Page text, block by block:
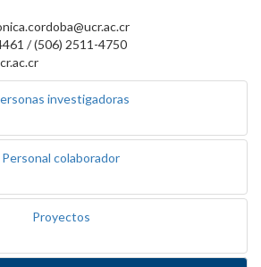
/ (506) 2511-4750
investigadoras
Personal colaborador
Proyectos